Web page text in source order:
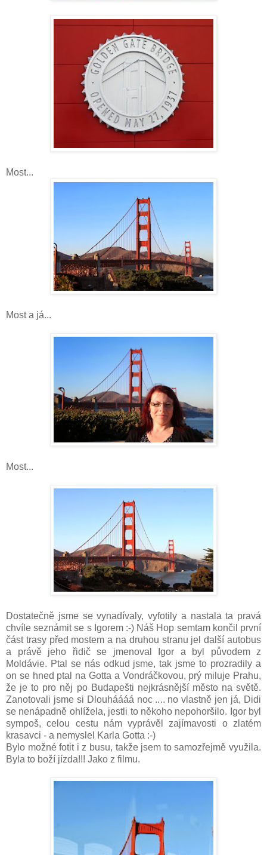
Most...
Most a já...
Most...
Dostatečně jsme se vynadívaly, vyfotily a nastala ta pravá
chvíle seznámit se s Igorem :-) Náš Hop semtam končil první
část trasy před mostem a na druhou stranu jel další autobus
a právě jeho řidič se jmenoval Igor a byl původem z
Moldávie. Ptal se nás odkud jsme, tak jsme to prozradily a
on se hned ptal na Gotta a Vondráčkovou, prý miluje Prahu,
že je to pro něj po Budapešti nejkrásnější město na světě.
Zanotovali jsme si Dlouháááá noc .... no vlastně jen já, Didi
se nenápadně ohlížela, jestli to někoho nepohoršilo. Igor byl
sympoš, celou cestu nám vyprávěl zajímavosti o zlatém
krasavci - a nemyslel Karla Gotta :-)
Bylo možné fotit i z busu, takže jsem to samozřejmě využila.
Byla to boží jízda!!! Jako z filmu.